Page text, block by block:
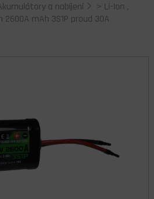
a nabíjení > Li-Ion ,
2600A mAh 3S1P proud 30A